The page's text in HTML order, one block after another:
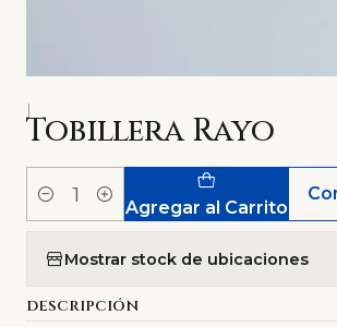
|
Tobillera Rayo
Cantidad Agregar al Carrito
Mostrar stock de ubicaciones
DESCRIPCIÓN